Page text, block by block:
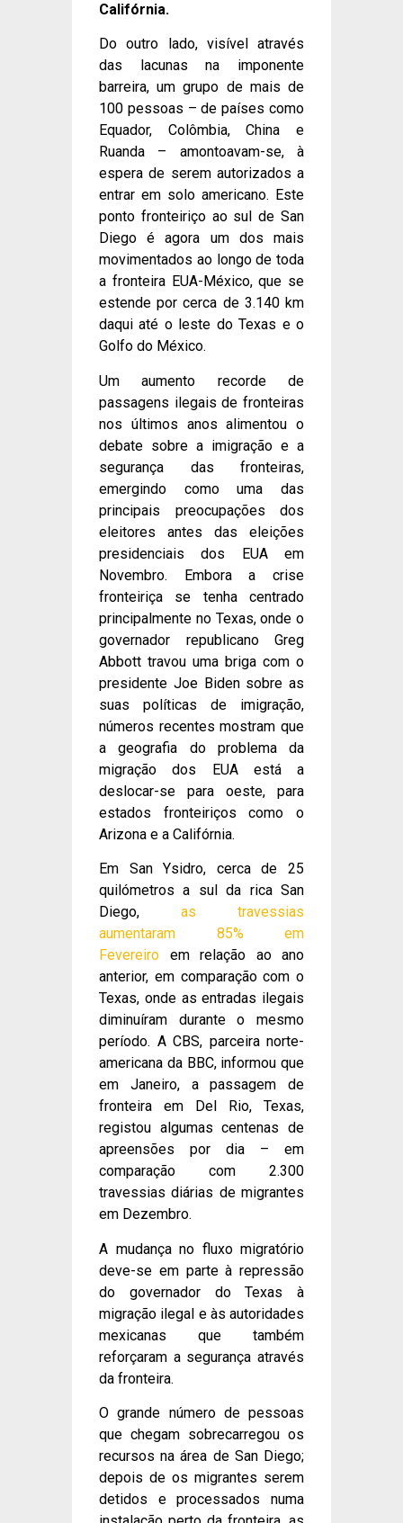
Califórnia.
Do outro lado, visível através
das lacunas na imponente
barreira, um grupo de mais de
100 pessoas – de países como
Equador, Colômbia, China e
Ruanda – amontoavam-se, à
espera de serem autorizados a
entrar em solo americano. Este
ponto fronteiriço ao sul de San
Diego é agora um dos mais
movimentados ao longo de toda
a fronteira EUA-México, que se
estende por cerca de 3.140 km
daqui até o leste do Texas e o
Golfo do México.
Um aumento recorde de
passagens ilegais de fronteiras
nos últimos anos alimentou o
debate sobre a imigração e a
segurança das fronteiras,
emergindo como uma das
principais preocupações dos
eleitores antes das eleições
presidenciais dos EUA em
Novembro. Embora a crise
fronteiriça se tenha centrado
principalmente no Texas, onde o
governador republicano Greg
Abbott travou uma briga com o
presidente Joe Biden sobre as
suas políticas de imigração,
números recentes mostram que
a geografia do problema da
migração dos EUA está a
deslocar-se para oeste, para
estados fronteiriços como o
Arizona e a Califórnia.
Em San Ysidro, cerca de 25
quilómetros a sul da rica San
Diego, as travessias
aumentaram 85% em
Fevereiro em relação ao ano
anterior, em comparação com o
Texas, onde as entradas ilegais
diminuíram durante o mesmo
período. A CBS, parceira norte-
americana da BBC, informou que
em Janeiro, a passagem de
fronteira em Del Rio, Texas,
registou algumas centenas de
apreensões por dia – em
comparação com 2.300
travessias diárias de migrantes
em Dezembro.
A mudança no fluxo migratório
deve-se em parte à repressão
do governador do Texas à
migração ilegal e às autoridades
mexicanas que também
reforçaram a segurança através
da fronteira.
O grande número de pessoas
que chegam sobrecarregou os
recursos na área de San Diego;
depois de os migrantes serem
detidos e processados ​​numa